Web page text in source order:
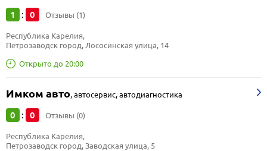
1 : 0 Отзывы (1)
Открыто до 20:00
Республика Карелия,
Петрозаводск город, Лососинская улица, 14
Имком авто,автосервис, автодиагностика
0 : 0 Отзывы (0)
Республика Карелия,
Петрозаводск город, Заводская улица, 5